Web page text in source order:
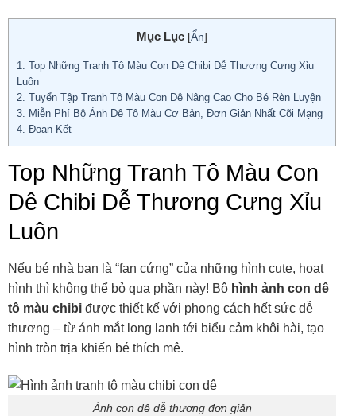
Mục Lục [Ẩn]
1. Top Những Tranh Tô Màu Con Dê Chibi Dễ Thương Cưng Xỉu
Luôn
2. Tuyển Tập Tranh Tô Màu Con Dê Nâng Cao Cho Bé Rèn Luyện
3. Miễn Phí Bộ Ảnh Dê Tô Màu Cơ Bản, Đơn Giản Nhất Cõi Mạng
4. Đoạn Kết
Top Những Tranh Tô Màu Con
Dê Chibi Dễ Thương Cưng Xỉu
Luôn
Nếu bé nhà bạn là “fan cứng” của những hình cute, hoạt
hình thì không thể bỏ qua phần này! Bộ hình ảnh con dê
tô màu chibi được thiết kế với phong cách hết sức dễ
thương – từ ánh mắt long lanh tới biểu cảm khôi hài, tạo
hình tròn trịa khiến bé thích mê.
Ảnh con dê dễ thương đơn giản